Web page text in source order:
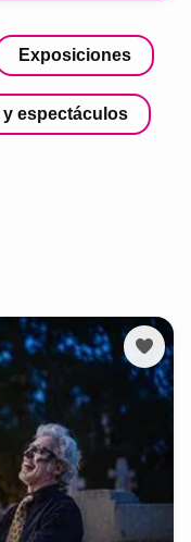
Exposiciones
y espectáculos